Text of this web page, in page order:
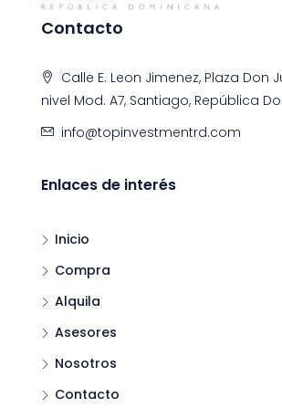
Contacto
Calle E. Leon Jimenez, Plaza Don
nivel Mod. A7, Santiago, República
info@topinvestmentrd.com
Enlaces de interés
Inicio
Compra
Alquila
Asesores
Nosotros
Contacto